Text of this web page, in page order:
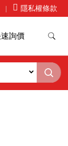
隱私權條款
詢價